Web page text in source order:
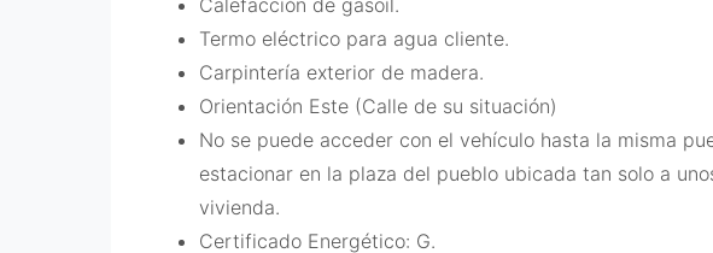
Termo eléctrico para agua cliente.
Carpintería exterior de madera.
Orientación Este (Calle de su situación)
No se puede acceder con el vehículo hasta la misma
estacionar en la plaza del pueblo ubicada tan solo a
vivienda.
Certificado Energético: G.